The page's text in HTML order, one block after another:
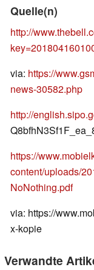
Quelle(n)
http://
via: https://
news-30582.php
http://
https://
content/uploads/
NoNothing.pdf
via: https://
x-kopie
Verwandte